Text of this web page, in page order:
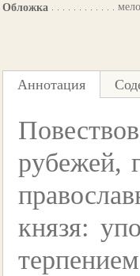
Обложка
Аннотация
рубежей,
князя: